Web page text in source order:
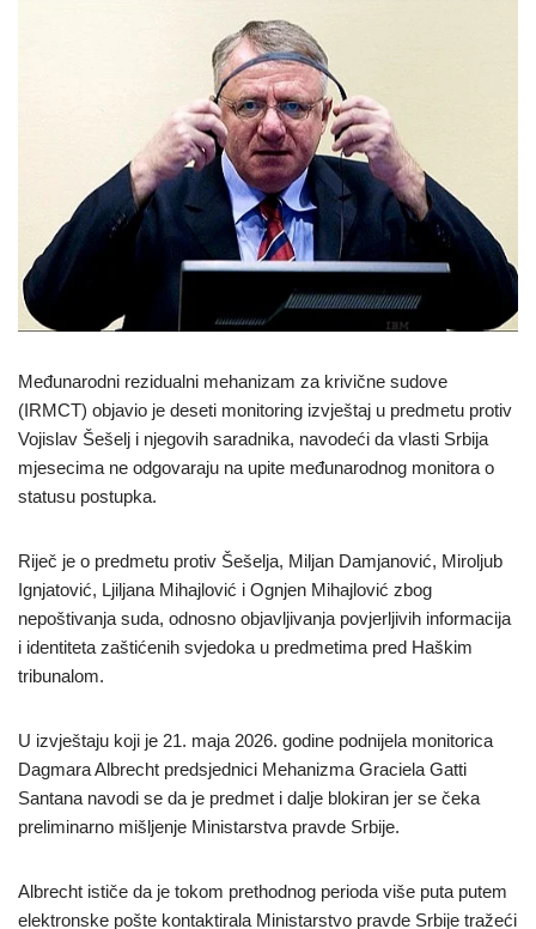
Međunarodni rezidualni mehanizam za krivične sudove
(IRMCT) objavio je deseti monitoring izvještaj u predmetu protiv
Vojislav Šešelj i njegovih saradnika, navodeći da vlasti Srbija
mjesecima ne odgovaraju na upite međunarodnog monitora o
statusu postupka.
Riječ je o predmetu protiv Šešelja, Miljan Damjanović, Miroljub
Ignjatović, Ljiljana Mihajlović i Ognjen Mihajlović zbog
nepoštivanja suda, odnosno objavljivanja povjerljivih informacija
i identiteta zaštićenih svjedoka u predmetima pred Haškim
tribunalom.
U izvještaju koji je 21. maja 2026. godine podnijela monitorica
Dagmara Albrecht predsjednici Mehanizma Graciela Gatti
Santana navodi se da je predmet i dalje blokiran jer se čeka
preliminarno mišljenje Ministarstva pravde Srbije.
Albrecht ističe da je tokom prethodnog perioda više puta putem
elektronske pošte kontaktirala Ministarstvo pravde Srbije tražeći